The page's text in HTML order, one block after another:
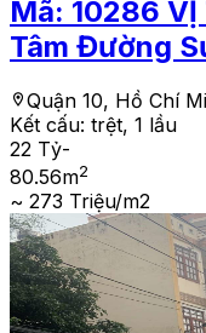
Mã: 10286 VỊ
Tâm Đường
Quận 10, Hồ Chí
Kết cấu: trệt, 1 lầu
22 Tỷ-
80.56m2
~ 273 Triệu/m2